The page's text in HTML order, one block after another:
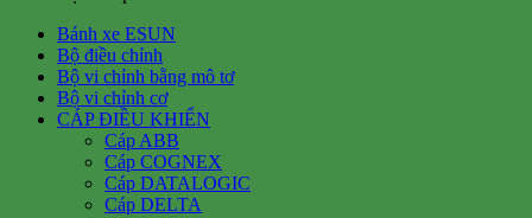
Bánh xe ESUN
Bộ điều chỉnh
Bộ vi chỉnh bằng mô tơ
Bộ vi chỉnh cơ
CÁP ĐIỀU KHIỂN
Cáp ABB
Cáp COGNEX
Cáp DATALOGIC
Cáp DELTA